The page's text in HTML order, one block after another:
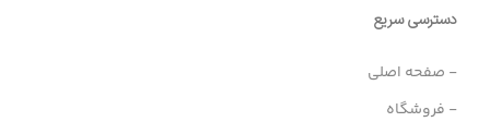
دسترسی سریع
- صفحه اصلی
- فروشگاه